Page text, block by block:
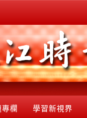
欄 學習新視界